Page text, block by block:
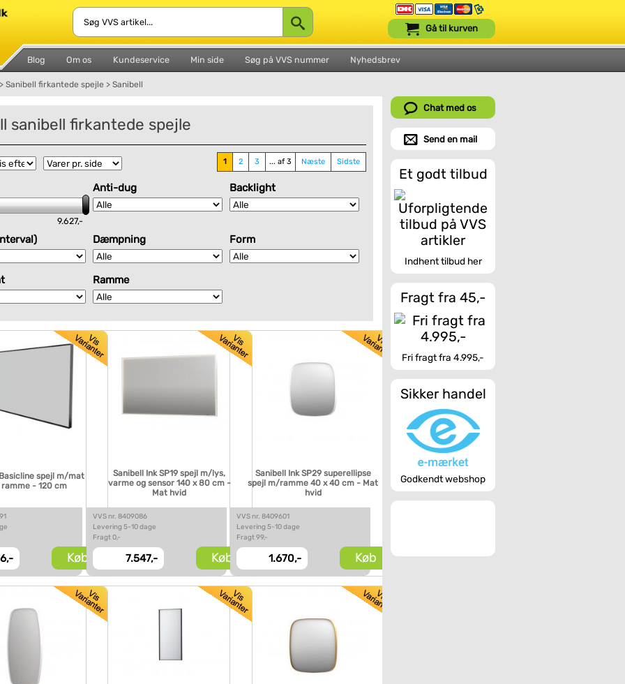
Blog Om os Kundeservice Min side Søg på VVS nummer Nyhedsbrev
Gå til kurven
> Sanibell firkantede spejle > Sanibell
sanibell firkantede spejle
1 2 3 ... af 3 Næste Sidste
9.627,-
Anti-dug Backlight
Dæmpning Form
Ramme
spejl m/mat
- 120 cm
Køb
Sanibell Ink SP19 spejl m/lys,
varme og sensor 140 x 80 cm -
Mat hvid
VVS nr. 8409086
Levering 5-10 dage
Fragt 0,-
7.547,- Køb
Sanibell Ink SP29 superellipse
spejl m/ramme 40 x 40 cm - Mat
hvid
VVS nr. 8409601
Levering 5-10 dage
Fragt 99,-
1.670,- Køb
Chat med os
Send en mail
Et godt tilbud
Indhent tilbud her
Fragt fra 45,-
Fri fragt fra 4.995,-
Sikker handel
Godkendt webshop